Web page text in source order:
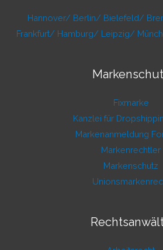
Hannover/ Berlin/ Bielefeld/
Frankfurt/ Hamburg/ Leipzig/
Fixmarke
Kanzlei für
Markenanmeldung
Markenrechtler
Markenschutz